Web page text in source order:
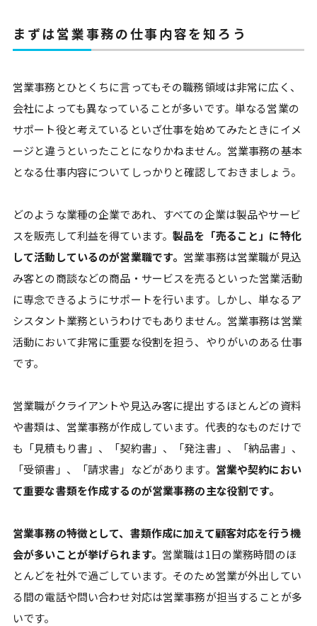
まずは営業事務の仕事内容を知ろう
営業事務とひとくちに言ってもその職務領域は非常に広く、
会社によっても異なっていることが多いです。単なる営業の
サポート役と考えているといざ仕事を始めてみたときにイメ
ージと違うといったことになりかねません。営業事務の基本
となる仕事内容についてしっかりと確認しておきましょう。
どのような業種の企業であれ、すべての企業は製品やサービ
スを販売して利益を得ています。製品を「売ること」に特化
して活動しているのが営業職です。 営業事務は営業職が見込
み客との商談などの商品・サービスを売るといった営業活動
に専念できるようにサポートを行います。しかし、単なるア
シスタント業務というわけでもありません。営業事務は営業
活動において非常に重要な役割を担う、やりがいのある仕事
です。
営業職がクライアントや見込み客に提出するほとんどの資料
や書類は、営業事務が作成しています。代表的なものだけで
も「見積もり書」、「契約書」、「発注書」、「納品書」、
「受領書」、「請求書」などがあります。 営業や契約におい
て重要な書類を作成するのが営業事務の主な役割です。
営業事務の特徴として、書類作成に加えて顧客対応を行う機
会が多いことが挙げられます。 営業職は1日の業務時間のほ
とんどを社外で過ごしています。そのため営業が外出してい
る間の電話や問い合わせ対応は営業事務が担当することが多
いです。